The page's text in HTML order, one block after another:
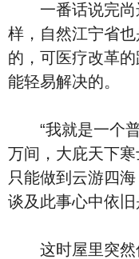
一番话说完尚
样，自然江宁省
的，可医疗改革
能轻易解决的。
“我就是一个普
万间，大庇天下
只能做到云游四
谈及此事心中依旧
这时屋里突然